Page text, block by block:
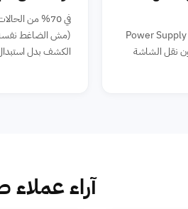
الأكثر شيوعاً في شاشات توشيبا في مصر: مكثفات Power Supply
نقل الشاشة
(مش الضاغط نفسه)
الكشف بدل
آراء عملاء